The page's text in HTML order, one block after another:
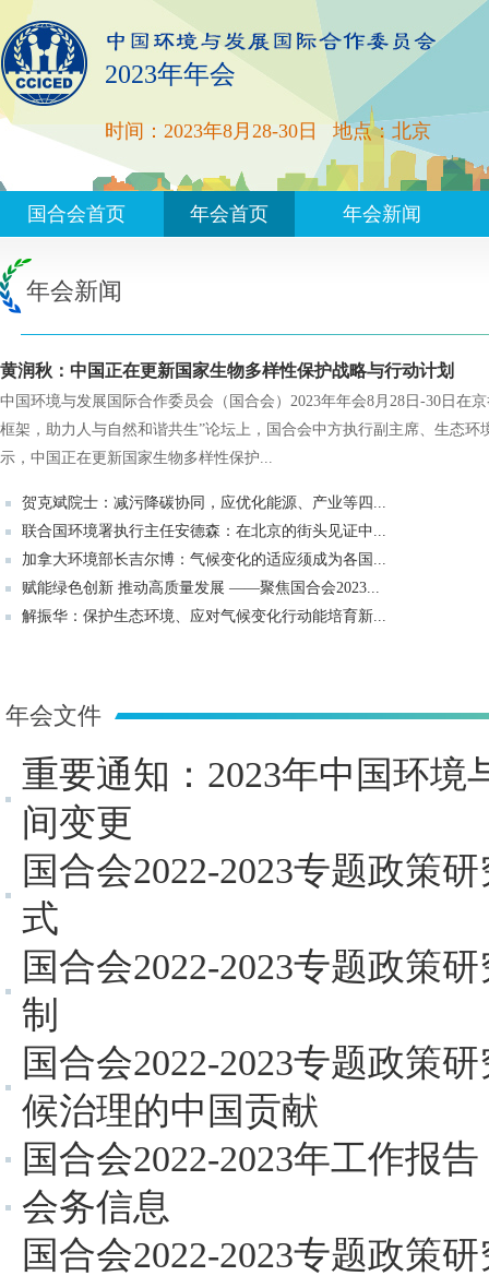
2023年年会
时间：2023年8月28-30日 地点：北京
国合会首页 年会首页 年会新闻
年会新闻
黄润秋：中国正在更新国家生物多样性保护战略与行动计划
中国环境与发展国际合作委员会（国合会）2023年年会8月28日-30日在
框架，助力人与自然和谐共生”论坛上，国合会中方执行副主席、生态环
示，中国正在更新国家生物多样性保护...
贺克斌院士：减污降碳协同，应优化能源、产业等四...
联合国环境署执行主任安德森：在北京的街头见证中...
加拿大环境部长吉尔博：气候变化的适应须成为各国...
赋能绿色创新 推动高质量发展 ——聚焦国合会2023...
解振华：保护生态环境、应对气候变化行动能培育新...
年会文件
重要通知：2023年中国环
间变更
国合会2022-2023专题政策
式
国合会2022-2023专题政策
制
国合会2022-2023专题政策
候治理的中国贡献
国合会2022-2023年工作报告
会务信息
国合会2022-2023专题政策